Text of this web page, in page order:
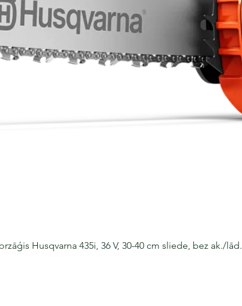
Husqvarna 435i, 36 V, 30-40 cm sliede, bez ak./lād.